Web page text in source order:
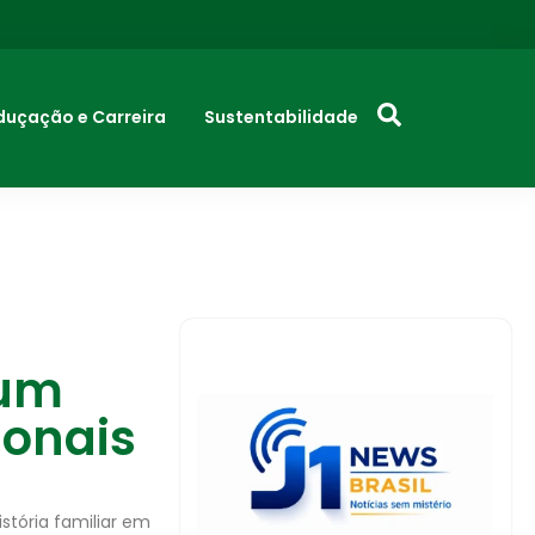
e Carreira Sustentabilidade
familiar em